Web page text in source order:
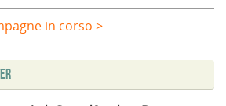
in corso >